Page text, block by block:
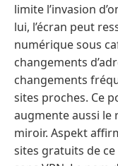
limite l’invasion
lui, l’écran peut
numérique sous
changements
changements
sites proches. Ce
augmente aussi le
miroir. Aspekt
sites gratuits de